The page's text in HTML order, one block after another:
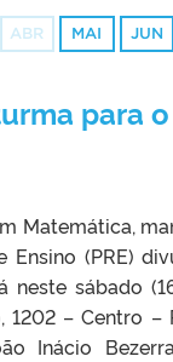
ABR MAI JUN
para
Matemática,
Ensino (PRE)
neste sábado
1202 – Centro
Inácio